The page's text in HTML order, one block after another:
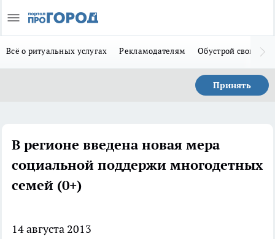
Всё о ритуальных услугах Рекламодателям Обустрой свой дом
Принять
В регионе введена новая мера
социальной поддержи многодетных
семей (0+)
14 августа 2013